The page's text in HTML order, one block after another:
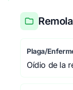
Plaga/
Oídio de la